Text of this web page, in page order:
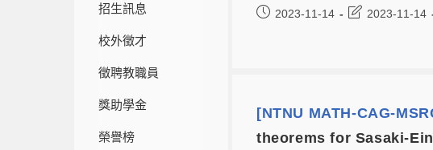
招生訊息
校外徵才
徵聘教職員
獎助學金
榮譽榜
2023-11-14 2023-11-14
[NTNU MATH-CAG-
theorems for Sasaki-